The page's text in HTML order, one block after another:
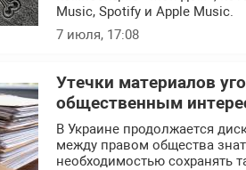
Music, Spotify и Apple Music.
7 июля, 17:08
Утечки материалов
общественным
В Украине продолжается
между правом общества
необходимостью сохранять